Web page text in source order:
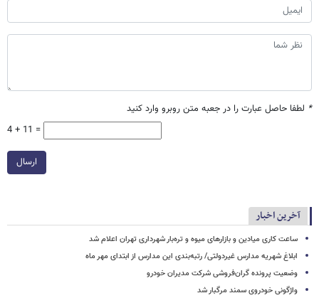
* لطفا حاصل عبارت را در جعبه متن روبرو وارد کنید
4 + 11 =
ارسال
آخرین اخبار
ساعت کاری میادین و بازارهای میوه و تره‌بار شهرداری تهران اعلام شد
ابلاغ شهریه مدارس غیردولتی/ رتبه‌بندی این مدارس از ابتدای مهر ماه
وضعیت پرونده گران‌فروشی شرکت مدیران خودرو
واژگونی خودروی سمند مرگبار شد